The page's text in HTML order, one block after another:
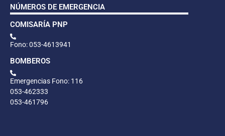
NÚMEROS DE EMERGENCIA
COMISARÍA PNP
Fono: 053-4613941
BOMBEROS
Emergencias Fono: 116
053-462333
053-461796